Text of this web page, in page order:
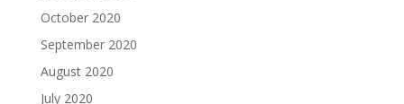
October 2020
September 2020
August 2020
July 2020